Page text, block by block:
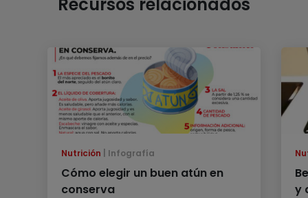
Nutrición Infografía
Cómo elegir un buen atún en
conserva
y